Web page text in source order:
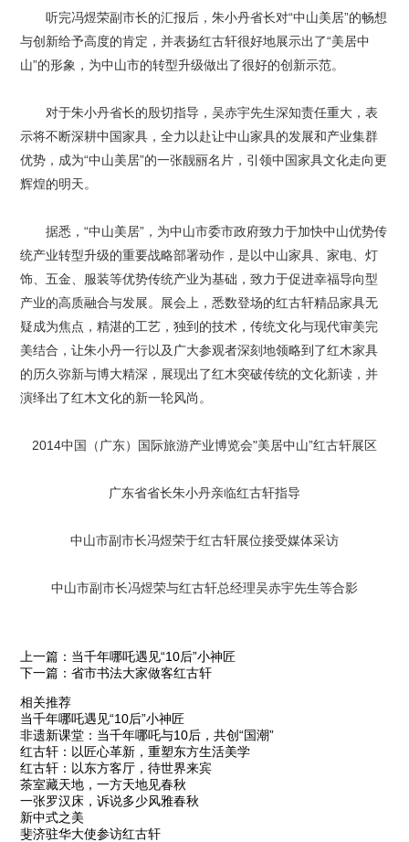
听完冯煜荣副市长的汇报后，朱小丹省长对“中山美居”的畅想
与创新给予高度的肯定，并表扬红古轩很好地展示出了“美居中
山”的形象，为中山市的转型升级做出了很好的创新示范。
对于朱小丹省长的殷切指导，吴赤宇先生深知责任重大，表
示将不断深耕中国家具，全力以赴让中山家具的发展和产业集群
优势，成为“中山美居”的一张靓丽名片，引领中国家具文化走向更
辉煌的明天。
据悉，“中山美居”，为中山市委市政府致力于加快中山优势传
统产业转型升级的重要战略部署动作，是以中山家具、家电、灯
饰、五金、服装等优势传统产业为基础，致力于促进幸福导向型
产业的高质融合与发展。展会上，悉数登场的红古轩精品家具无
疑成为焦点，精湛的工艺，独到的技术，传统文化与现代审美完
美结合，让朱小丹一行以及广大参观者深刻地领略到了红木家具
的历久弥新与博大精深，展现出了红木突破传统的文化新读，并
演绎出了红木文化的新一轮风尚。
2014中国（广东）国际旅游产业博览会"美居中山”红古轩展区
广东省省长朱小丹亲临红古轩指导
中山市副市长冯煜荣于红古轩展位接受媒体采访
中山市副市长冯煜荣与红古轩总经理吴赤宇先生等合影
上一篇：当千年哪吒遇见“10后”小神匠
下一篇：省市书法大家做客红古轩
相关推荐
当千年哪吒遇见“10后”小神匠
非遗新课堂：当千年哪吒与10后，共创“国潮”
红古轩：以匠心革新，重塑东方生活美学
红古轩：以东方客厅，待世界来宾
茶室藏天地，一方天地见春秋
一张罗汉床，诉说多少风雅春秋
新中式之美
斐济驻华大使参访红古轩